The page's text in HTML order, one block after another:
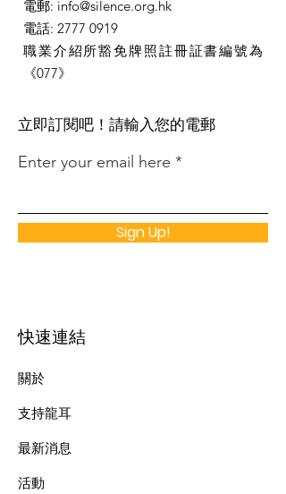
電郵: info@silence.org.hk
電話: 2777 0919
職業介紹所豁免牌照註冊証書編號為
《077》
​立即訂閱吧！請輸入您的電郵
Enter your email here
Sign Up!
快速連結
關於
支持龍耳
最新消息
​活動